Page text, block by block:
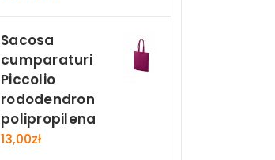
Sacosa
cumparaturi
Piccolio
rododendron
polipropilena
13,00zł